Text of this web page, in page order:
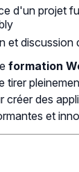
d'un projet
et discussion
formation
tirer
créer des
et